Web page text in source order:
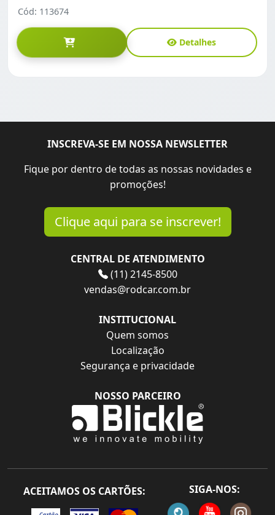
Cód: 113674
Detalhes
INSCREVA-SE EM NOSSA NEWSLETTER
Fique por dentro de todas as nossas novidades e
promoções!
Clique aqui para se inscrever!
CENTRAL DE ATENDIMENTO
(11) 2145-8500
vendas@rodcar.com.br
INSTITUCIONAL
Quem somos
Localização
Segurança e privacidade
NOSSO PARCEIRO
ACEITAMOS OS CARTÕES: SIGA-NOS: